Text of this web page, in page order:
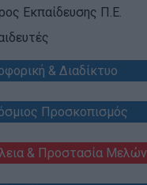
Εκπαίδευσης Π.Ε.
& Διαδίκτυο
Προσκοπισμός
& Προστασία Μελών